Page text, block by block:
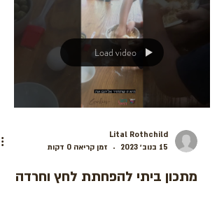
Load video
Lital Rothchild
15 בנוב׳ 2023
זמן קריאה 0 דקות
מתכון ביתי להפחתת לחץ וחרדה